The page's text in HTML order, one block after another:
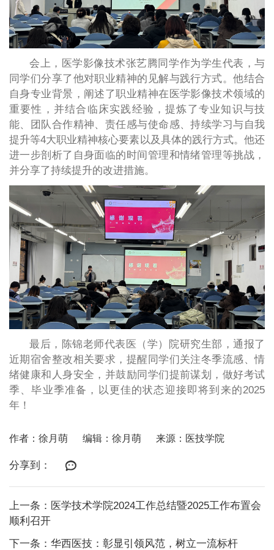
会上，医学影像技术张艺腾同学作为学生代表，与
同学们分享了他对职业精神的见解与践行方式。他结合
自身专业背景，阐述了职业精神在医学影像技术领域的
重要性，并结合临床实践经验，提炼了专业知识与技
能、团队合作精神、责任感与使命感、持续学习与自我
提升等4大职业精神核心要素以及具体的践行方式。他还
进一步剖析了自身面临的时间管理和情绪管理等挑战，
并分享了持续提升的改进措施。
最后，陈锦老师代表医（学）院研究生部，通报了
近期宿舍整改相关要求，提醒同学们关注冬季流感、情
绪健康和人身安全，并鼓励同学们提前谋划，做好考试
季、毕业季准备，以更佳的状态迎接即将到来的2025
年！
作者：徐月萌 编辑：徐月萌 来源：医技学院
分享到：
上一条：医学技术学院2024工作总结暨2025工作布置会
顺利召开
下一条：华西医技：彰显引领风范，树立一流标杆